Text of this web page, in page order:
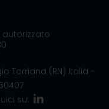
Torriana (RN) Italia -
su: